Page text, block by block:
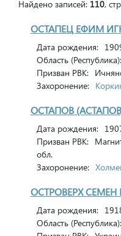
Найдено записей: 110,
ОСТАПЕЦ ЕФИМ
Дата рождения:
Область (Республика):
Призван РВК:
Захоронение:
ОСТАПОВ
Дата рождения:
Призван РВК:
обл.
Захоронение:
ОСТРОВЕРХ
Дата рождения:
Область (Республика):